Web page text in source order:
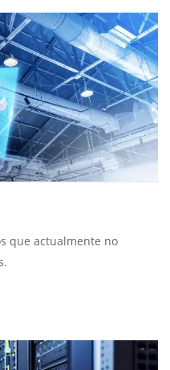
que actualmente no